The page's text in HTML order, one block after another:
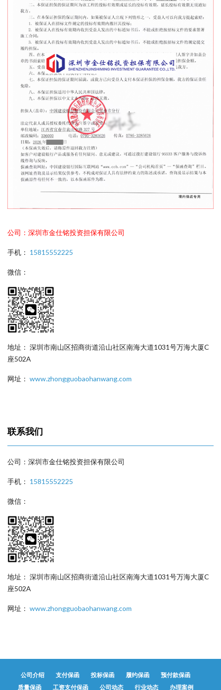
公司：深圳市金仕铭投资担保有限公司
手机： 15815552225
微信：
地址： 深圳市南山区招商街道沿山社区南海大道1031号万海大厦C
座502A
网址： www.zhongguobaohanwang.com
联系我们
公司：深圳市金仕铭投资担保有限公司
手机： 15815552225
微信：
地址： 深圳市南山区招商街道沿山社区南海大道1031号万海大厦C
座502A
网址： www.zhongguobaohanwang.com
公司介绍 支付保函 投标保函 履约保函
预付款保函
质量保函
工资支付保函 公司动态 行业动态 办理案例